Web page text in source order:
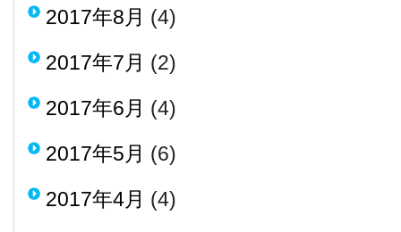
2017年8月 (4)
2017年7月 (2)
2017年6月 (4)
2017年5月 (6)
2017年4月 (4)